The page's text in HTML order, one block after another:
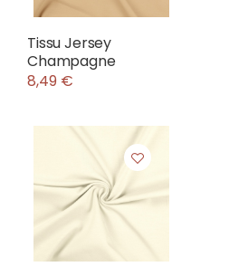
Tissu Jersey
Champagne
8,49 €